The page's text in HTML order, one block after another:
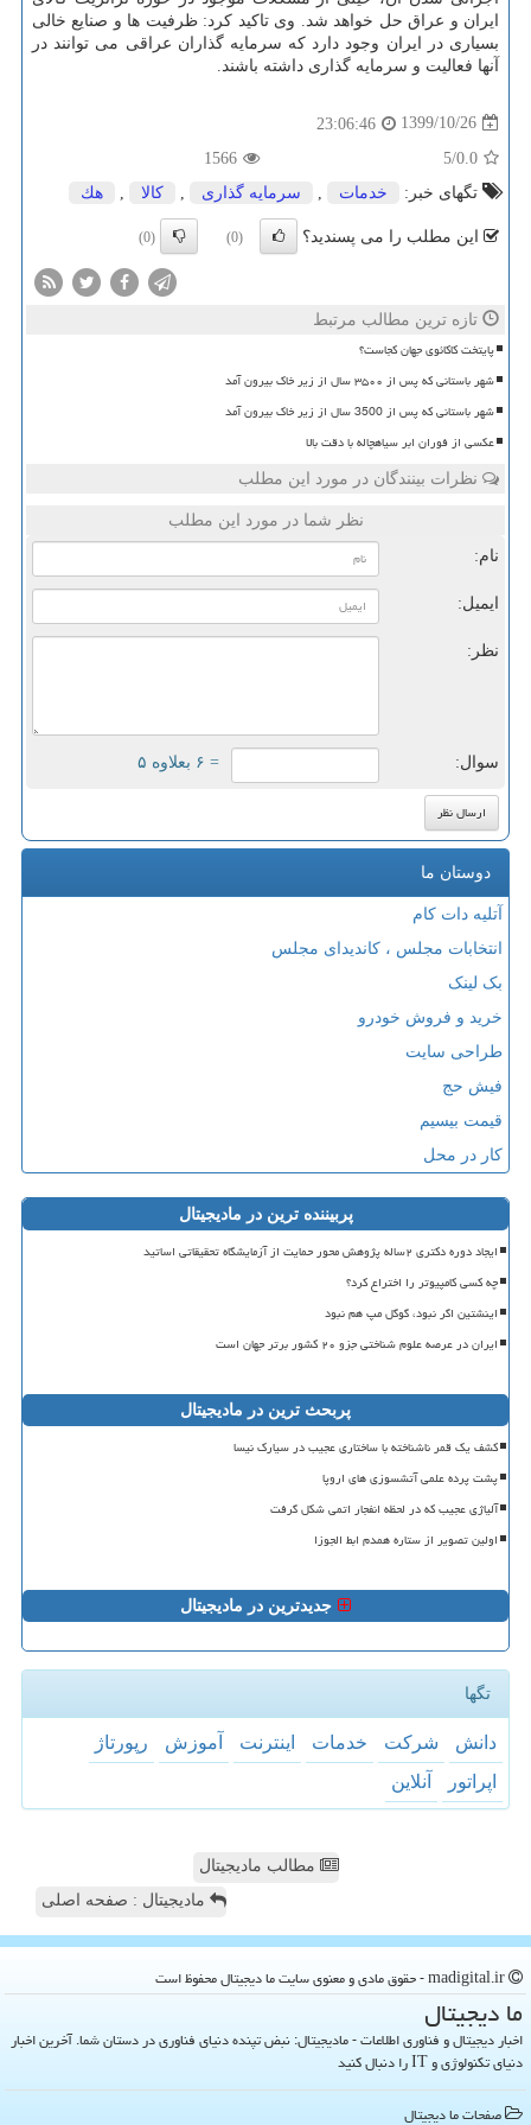
ایران و عراق حل خواهد شد. وی تاکید کرد: ظرفیت ها و صنایع خالی
بسیاری در ایران وجود دارد که سرمایه گذاران عراقی می توانند در
آنها فعالیت و سرمایه گذاری داشته باشند.
1399/10/26
23:06:46
0.0
/5
1566
تگهای خبر:
خدمات , سرمایه گذاری , كالا , هك
این مطلب را می پسندید؟ (0)
(0)
تازه ترین مطالب مرتبط
پایتخت کاکائوی جهان کجاست؟
شهر باستانی که پس از ۳۵۰۰ سال از زیر خاک بیرون آمد
شهر باستانی که پس از 3500 سال از زیر خاک بیرون آمد
عکسی از فوران ابر سیاهچاله با دقت بالا
نظرات بینندگان در مورد این مطلب
نظر شما در مورد این مطلب
نام:
ایمیل:
نظر:
سوال: = ۶ بعلاوه ۵
دوستان ما
آتلیه دات کام
انتخابات مجلس ، کاندیدای مجلس
بک لینک
خرید و فروش خودرو
طراحی سایت
فیش حج
قیمت بیسیم
کار در محل
پربیننده ترین در مادیجیتال
ایجاد دوره دکتری ۲ساله پژوهش محور حمایت از آزمایشگاه تحقیقاتی اساتید
چه کسی کامپیوتر را اختراع کرد؟
اینشتین اگر نبود، گوگل مپ هم نبود
ایران در عرصه علوم شناختی جزو ۲۰ کشور برتر جهان است
پربحث ترین در مادیجیتال
کشف یک قمر ناشناخته با ساختاری عجیب در سیارک نیسا
پشت پرده علمی آتشسوزی های اروپا
آلیاژی عجیب که در لحظه انفجار اتمی شکل گرفت
اولین تصویر از ستاره همدم ابط الجوزا
جدیدترین در مادیجیتال
تگها
دانش شركت خدمات اینترنت آموزش
رپورتاژ
اپراتور
آنلاین
مطالب مادیجیتال
مادیجیتال : صفحه اصلی
ما دیجیتال
اخبار دیجیتال و فناوری اطلاعات - مادیجیتال: نبض تپنده دنیای فناوری در دستان شما. آخرین اخبار
دنیای تکنولوژی و IT را دنبال کنید
صفحات ما دیجیتال